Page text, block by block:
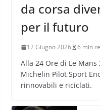
da corsa
per il futuro
12 Giugno 2026 6 min
Alla 24 Ore di Le
Michelin Pilot Sport
rinnovabili e riciclati.